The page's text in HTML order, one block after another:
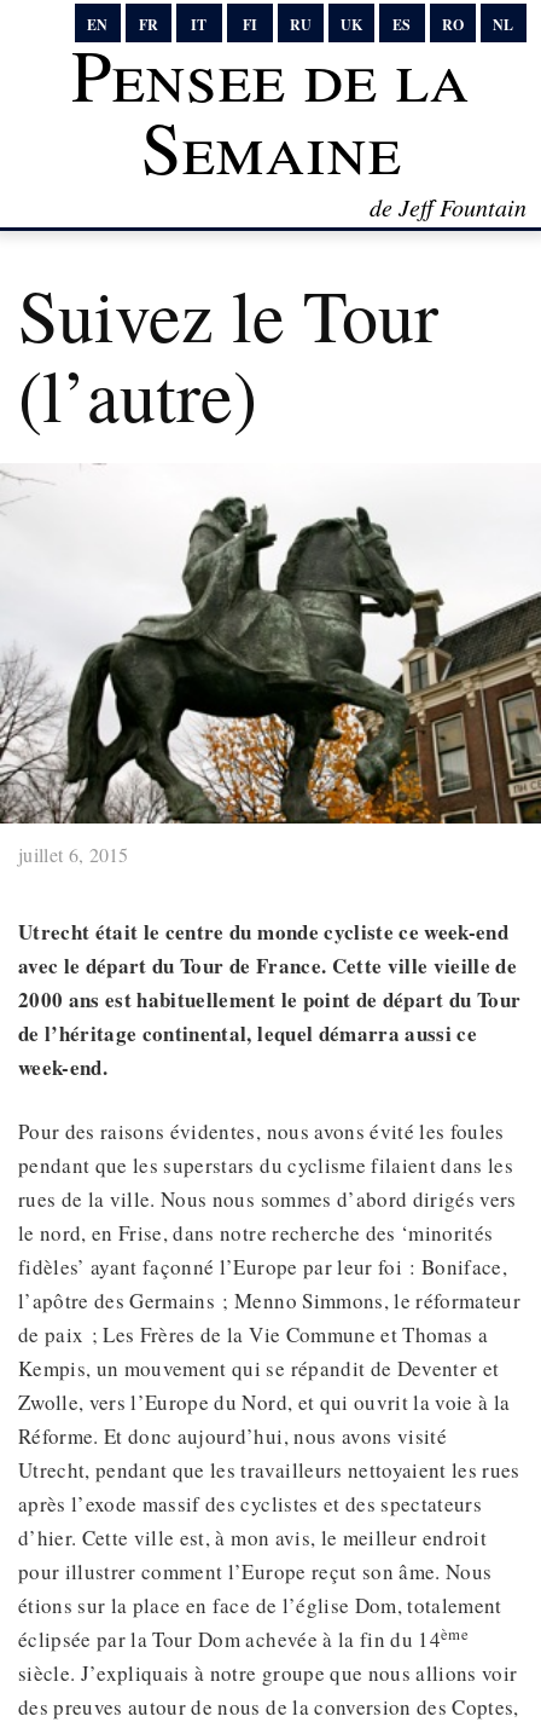
EN FR IT FI RU UK ES RO NL
Pensee de la
Semaine
de Jeff Fountain
Suivez le Tour
(l’autre)
juillet 6, 2015
Utrecht était le centre du monde cycliste ce week-end
avec le départ du Tour de France. Cette ville vieille de
2000 ans est habituellement le point de départ du Tour
de l’héritage continental, lequel démarra aussi ce
week-end.
Pour des raisons évidentes, nous avons évité les foules
pendant que les superstars du cyclisme filaient dans les
rues de la ville. Nous nous sommes d’abord dirigés vers
le nord, en Frise, dans notre recherche des ‘minorités
fidèles’ ayant façonné l’Europe par leur foi : Boniface,
l’apôtre des Germains ; Menno Simmons, le réformateur
de paix ; Les Frères de la Vie Commune et Thomas a
Kempis, un mouvement qui se répandit de Deventer et
Zwolle, vers l’Europe du Nord, et qui ouvrit la voie à la
Réforme. Et donc aujourd’hui, nous avons visité
Utrecht, pendant que les travailleurs nettoyaient les rues
après l’exode massif des cyclistes et des spectateurs
d’hier. Cette ville est, à mon avis, le meilleur endroit
pour illustrer comment l’Europe reçut son âme. Nous
étions sur la place en face de l’église Dom, totalement
éclipsée par la Tour Dom achevée à la fin du 14ème
siècle. J’expliquais à notre groupe que nous allions voir
des preuves autour de nous de la conversion des Coptes,